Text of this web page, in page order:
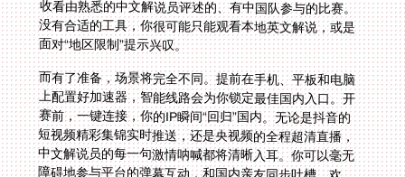
面对“地区限制”提示兴叹。
而有了准备，场景将完全不同。提前在手机、平板和电脑
上配置好加速器，智能线路会为你锁定最佳国内入口。开
赛前，一键连接，你的IP瞬间“回归”国内。无论是抖音的
短视频精彩集锦实时推送，还是央视频的全程超清直播，
中文解说员的每一句激情呐喊都将清晰入耳。你可以毫无
障碍地参与平台的弹幕互动，和国内亲友同步吐槽、欢
呼，完全融入那份独属于中文互联网的观赛氛围中，仿佛